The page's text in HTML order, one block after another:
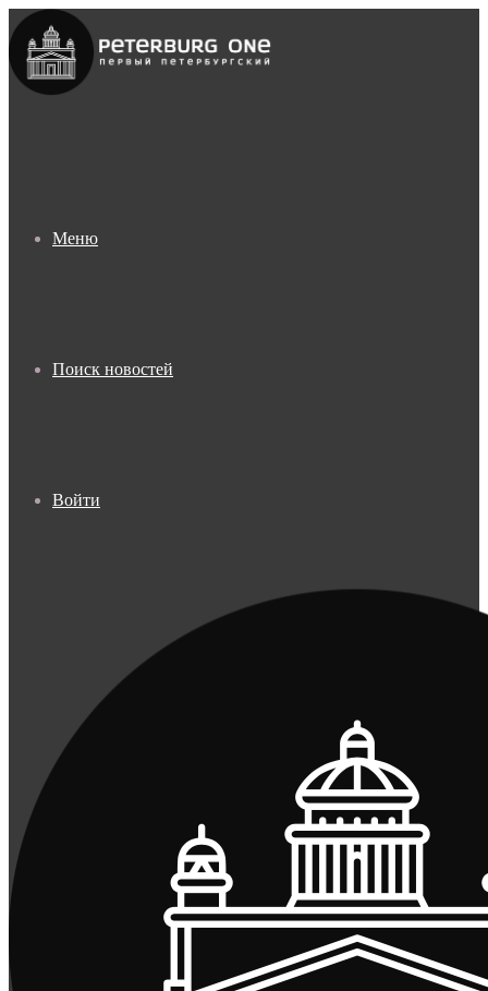
Меню
Поиск новостей
Войти